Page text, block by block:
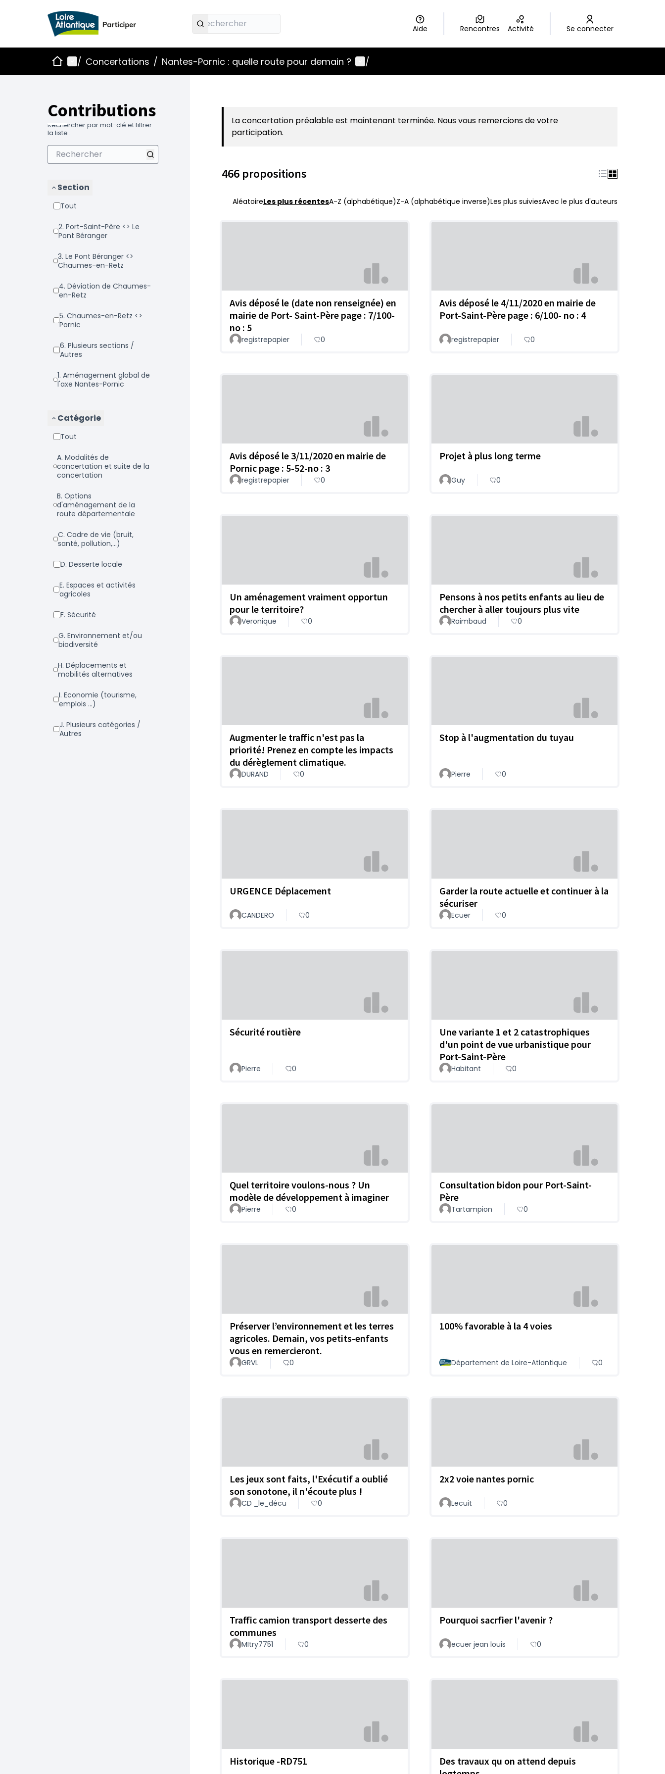
Aide Rencontres Activité Se connecter
AccueilMenu principal
/ Concertations / Nantes-Pornic : quelle route pour demain ? Menu utilisateur
/
Contributions
Rechercher par mot-clé et filtrer
la liste .
Section
Tout
2. Port-Saint-Père <> Le
Pont Béranger
3. Le Pont Béranger <>
Chaumes-en-Retz
4. Déviation de Chaumes-
en-Retz
5. Chaumes-en-Retz <>
Pornic
6. Plusieurs sections /
Autres
1. Aménagement global de
l'axe Nantes-Pornic
Catégorie
Tout
a. Modalités de
concertation et suite de la
concertation
b. Options
d'aménagement de la
route départementale
c. Cadre de vie (bruit,
santé, pollution,...)
d. Desserte locale
e. Espaces et activités
agricoles
f. Sécurité
g. Environnement et/ou
biodiversité
h. Déplacements et
mobilités alternatives
i. Economie (tourisme,
emplois ...)
j. Plusieurs catégories /
Autres
La concertation préalable est maintenant terminée. Nous vous remercions de votre
participation.
466 propositions
AléatoireLes plus récentesA-Z (alphabétique)Z-A (alphabétique inverse)Les plus suiviesAvec le plus d'auteurs
Avis déposé le (date non renseignée) en
mairie de Port- Saint-Père page : 7/100-
no : 5
registrepapier 0
Avis déposé le 4/11/2020 en mairie de
Port-Saint-Père page : 6/100- no : 4
registrepapier 0
Avis déposé le 3/11/2020 en mairie de
Pornic page : 5-52-no : 3
registrepapier 0
Projet à plus long terme
Guy 0
Un aménagement vraiment opportun
pour le territoire?
Veronique 0
Pensons à nos petits enfants au lieu de
chercher à aller toujours plus vite
Raimbaud 0
Augmenter le traffic n'est pas la
priorité! Prenez en compte les impacts
du dérèglement climatique.
DURAND 0
Stop à l'augmentation du tuyau
Pierre 0
URGENCE Déplacement
CANDERO 0
Garder la route actuelle et continuer à la
sécuriser
Ecuer 0
Sécurité routière
Pierre 0
Une variante 1 et 2 catastrophiques
d'un point de vue urbanistique pour
Port-Saint-Père
Habitant 0
Quel territoire voulons-nous ? Un
modèle de développement à imaginer
Pierre 0
Consultation bidon pour Port-Saint-
Père
Tartampion 0
Préserver l’environnement et les terres
agricoles. Demain, vos petits-enfants
vous en remercieront.
GRVL 0
100% favorable à la 4 voies
Département de Loire-Atlantique 0
Les jeux sont faits, l'Exécutif a oublié
son sonotone, il n'écoute plus !
CD _le_décu 0
2x2 voie nantes pornic
Lecuit 0
Traffic camion transport desserte des
communes
MItry7751 0
Pourquoi sacrfier l'avenir ?
ecuer jean louis 0
Historique -RD751
Des travaux qu on attend depuis